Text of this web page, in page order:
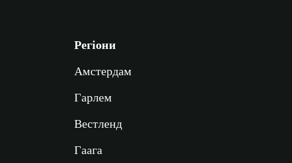
Регіони
Амстердам
Гарлем
Вестленд
Гаага